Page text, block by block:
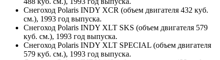
Снегоход Polaris INDY XCR (объем двигателя 432 куб.
см.), 1993 год выпуска.
Снегоход Polaris INDY XLT SKS (объем двигателя 579
куб. см.), 1993 год выпуска.
Снегоход Polaris INDY XLT SPECIAL (объем двигателя
579 куб. см.), 1993 год выпуска.